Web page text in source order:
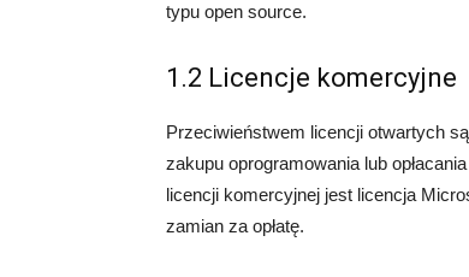
typu open source.
1.2 Licencje komercyjne
Przeciwieństwem licencji otwartych
zakupu oprogramowania lub
licencji komercyjnej jest licencja
zamian za opłatę.